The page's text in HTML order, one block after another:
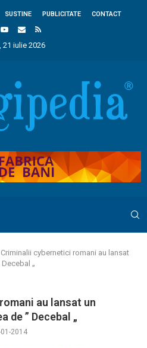
SUSTINE PUBLICITATE CONTACT
21 iulie 2026
Criminalii cybernetici romani au lansat
„
au lansat un
de ” Decebal „
01-2014